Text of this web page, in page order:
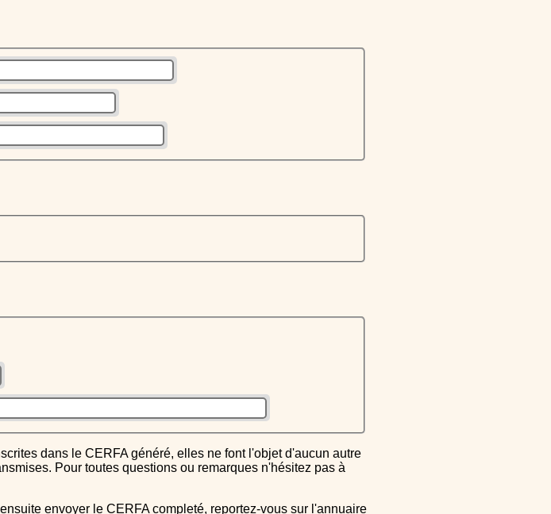
Pour toutes questions ou remarques n'hésitez pas à